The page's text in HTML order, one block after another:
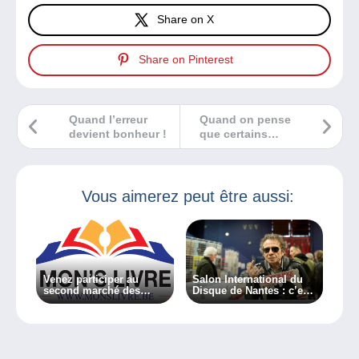
Share on X
Share on Pinterest
Quand on pense
que certains
possèdent une
Quand l’erreur
devient bonheur !
Vous aimerez peut être aussi:
Venez participer au
second marché des
bouquinistes du château
Salon International du
Disque de Nantes : c’est
ce week-end !